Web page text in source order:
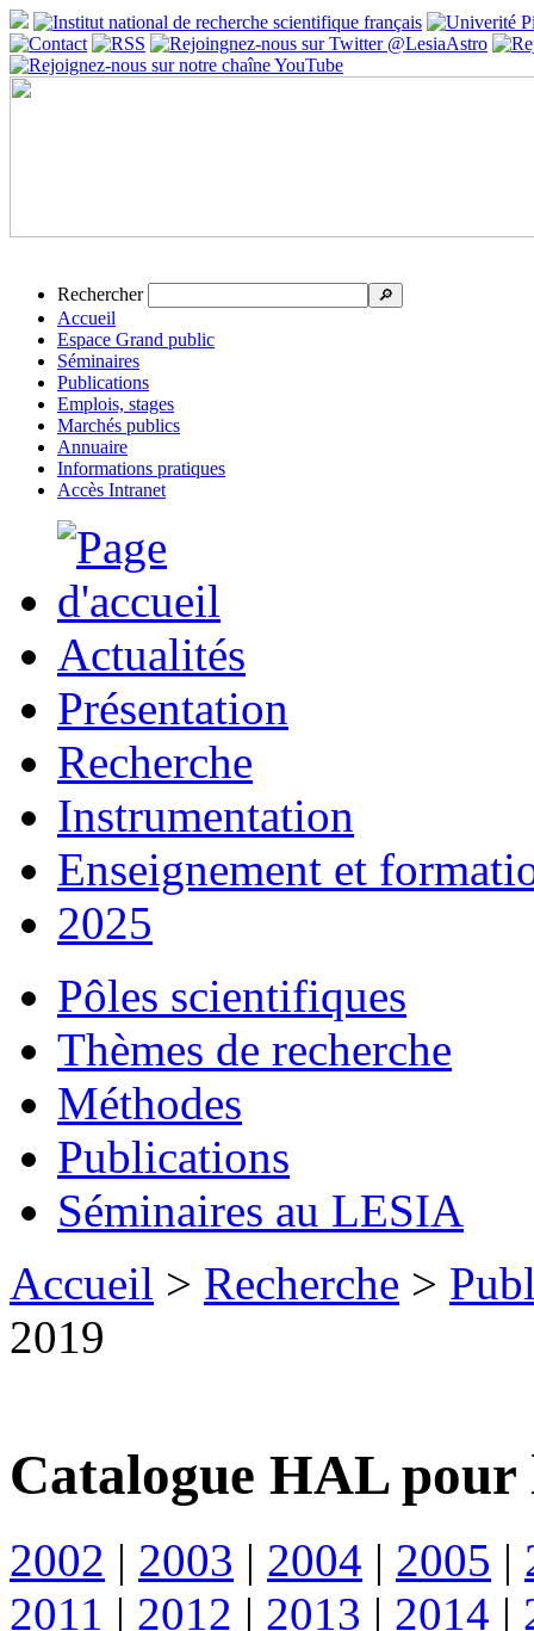
Rechercher 🔎
Accueil
Espace Grand public
Séminaires
Publications
Emplois, stages
Marchés publics
Annuaire
Informations pratiques
Accès Intranet
Actualités
Présentation
Recherche
Instrumentation
Enseignement et
2025
Pôles scientifiques
Thèmes de recherche
Méthodes
Publications
Séminaires au LESIA
Accueil > Recherche >
2019
Catalogue HAL pour
2002 | 2003 | 2004 | 2005 |
2011 | 2012 | 2013 | 2014 |